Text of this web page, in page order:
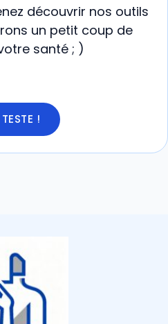
découvrir nos outils
un petit coup de
santé ; )
!